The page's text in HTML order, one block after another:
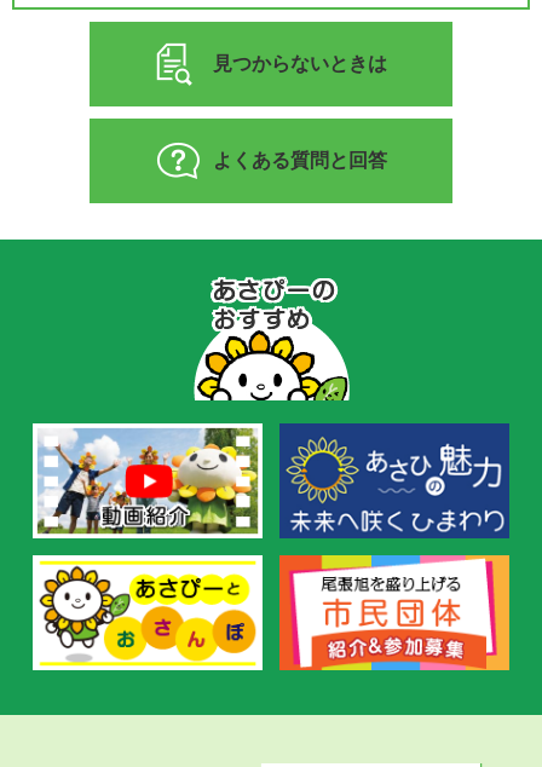
見つからないときは
よくある質問と回答
の
お
す
め